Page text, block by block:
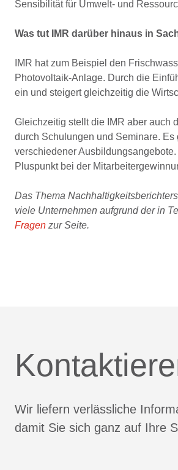
Sensibilität für Umwelt- und
Was tut IMR darüber hinaus in
IMR hat zum Beispiel den
Photovoltaik-Anlage. Durch die
ein und steigert gleichzeitig die
Gleichzeitig stellt die IMR aber auch
durch Schulungen und Seminare.
verschiedener
Pluspunkt bei der
Das Thema
viele Unternehmen aufgrund der in
Fragen zur Seite.
Wir liefern verlässliche
damit Sie sich ganz auf Ihre